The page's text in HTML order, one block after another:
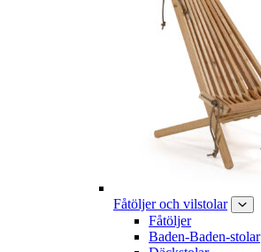
Fåtöljer och vilstolar
Fåtöljer
Baden-Baden-stolar